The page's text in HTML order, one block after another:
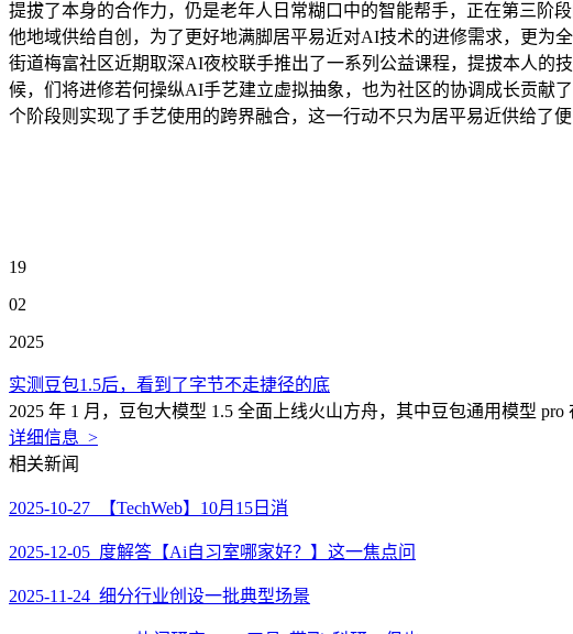
提拔了本身的合作力，仍是老年人日常糊口中的智能帮手，正在第三阶
他地域供给自创，为了更好地满脚居平易近对AI技术的进修需求，更为
街道梅富社区近期取深AI夜校联手推出了一系列公益课程，提拔本人的
候，们将进修若何操纵AI手艺建立虚拟抽象，也为社区的协调成长贡献
个阶段则实现了手艺使用的跨界融合，这一行动不只为居平易近供给了
19
02
2025
实测豆包1.5后，看到了字节不走捷径的底
2025 年 1 月，豆包大模型 1.5 全面上线火山方舟，其中豆包通用模型
详细信息 >
相关新闻
2025-10-27 【TechWeb】10月15日消
2025-12-05 度解答【Ai自习室哪家好？】这一焦点问
2025-11-24 细分行业创设一批典型场景